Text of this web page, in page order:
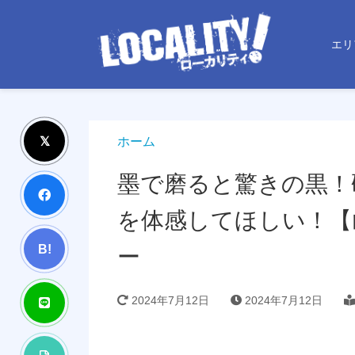
エ
B!
ホーム
墨で磨ると驚きの黒
を体感してほしい！
ー
2024年7月12日 2024年7月12日